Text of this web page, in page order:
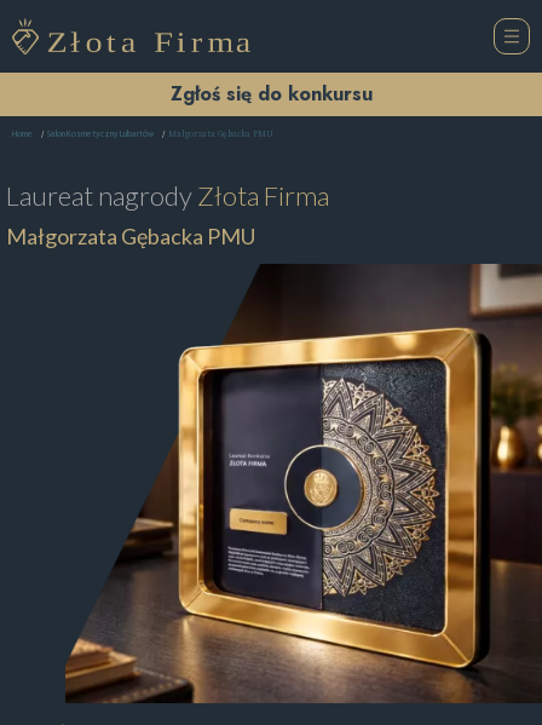
Zgłoś się do konkursu
Home Salon Kosmetyczny Lubartów Małgorzata Gębacka PMU
Laureat nagrodyZłota Firma
Małgorzata Gębacka PMU